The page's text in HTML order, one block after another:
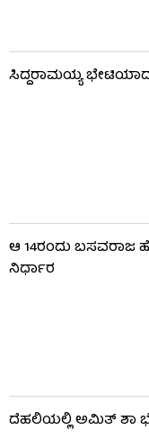
ಸಿದ್ದರಾಮಯ್ಯ
ಆ 14ರಂದು ಬಸವರಾಜ
ನಿರ್ಧಾರ
ದೆಹಲಿಯಲ್ಲಿ ಅಮಿತ್ ಶಾ